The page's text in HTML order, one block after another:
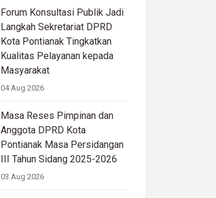
Forum Konsultasi Publik Jadi
Langkah Sekretariat DPRD
Kota Pontianak Tingkatkan
Kualitas Pelayanan kepada
Masyarakat
04 Aug 2026
Masa Reses Pimpinan dan
Anggota DPRD Kota
Pontianak Masa Persidangan
III Tahun Sidang 2025-2026
03 Aug 2026